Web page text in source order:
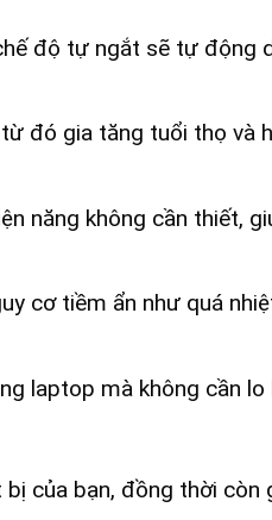
độ tự ngắt sẽ tự động
đó gia tăng tuổi thọ và
năng không cần thiết,
cơ tiềm ẩn như quá
laptop mà không cần lo
của bạn, đồng thời còn